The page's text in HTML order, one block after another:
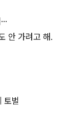
…
안 가려고 해.
토벌